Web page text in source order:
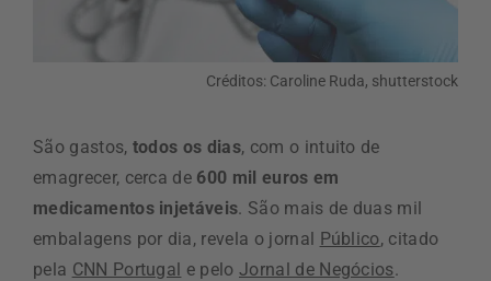
Créditos: Caroline Ruda, shutterstock
São gastos, todos os dias, com o intuito de
emagrecer, cerca de 600 mil euros em
medicamentos injetáveis. São mais de duas mil
embalagens por dia, revela o jornal Público, citado
pela CNN Portugal e peloJornal de Negócios.